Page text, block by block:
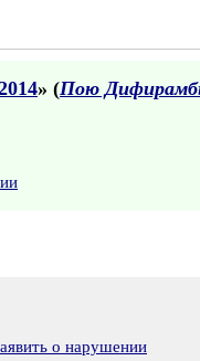
» (Пою
о нарушении